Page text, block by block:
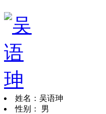
姓名：吴语珅
性别： 男